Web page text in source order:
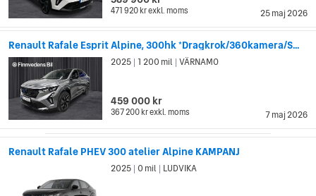
Renault hade en hel del upp och nedgångar under mitten till
slutet av 1900-talet. De lyckades inte riktigt hamna på stadiga
genomförde stora ändringar i organisationen mellan 1996 och
2000. Därefter började Renault ändra sin image. De blev
snabbt kända för pålitligheten och säkerheten i sina bilar, och
dessutom för sin distinkta, vågade design. Under den här
perioden lanserades populära bilar som andra generationens
Renault Laguna, Renault Modus och Renault Mégane, vilken
hittills är den mest framgångsrika bilen i företagets historia.
25 maj 2026
471 920 krexkl. moms
Renault Rafale Esprit Alpine, 300hk *Dragkrok/360kamera/S...
7 maj 2026
2025 1 200 mil VÄRNAMO
459 000 kr
367 200 krexkl. moms
Renault Rafale PHEV 300 atelier Alpine KAMPANJ
2025 0 mil LUDVIKA